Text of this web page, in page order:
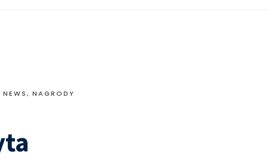
, NAGRODY